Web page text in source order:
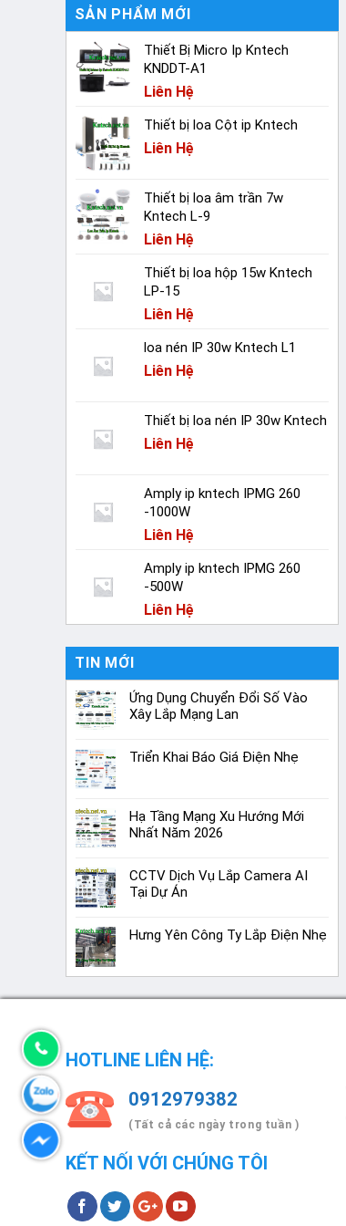
SẢN PHẨM MỚI
Thiết Bị Micro Ip Kntech
KNDDT-A1
Liên Hệ
Thiết bị loa Cột ip Kntech
Liên Hệ
Thiết bị loa âm trần 7w
Kntech L-9
Liên Hệ
Thiết bị loa hộp 15w Kntech
LP-15
Liên Hệ
loa nén IP 30w Kntech L1
Liên Hệ
Thiết bị loa nén IP 30w Kntech
Liên Hệ
Amply ip kntech IPMG 260
-1000W
Liên Hệ
Amply ip kntech IPMG 260
-500W
Liên Hệ
TIN MỚI
Ứng Dụng Chuyển Đổi Số Vào
Xây Lắp Mạng Lan
Triển Khai Báo Giá Điện Nhẹ
Hạ Tầng Mạng Xu Hướng Mới
Nhất Năm 2026
CCTV Dịch Vụ Lắp Camera AI
Tại Dự Án
Hưng Yên Công Ty Lắp Điện Nhẹ
HOTLINE LIÊN HỆ:
0912979382
(Tất cả các ngày trong tuần )
KẾT NỐI VỚI CHÚNG TÔI